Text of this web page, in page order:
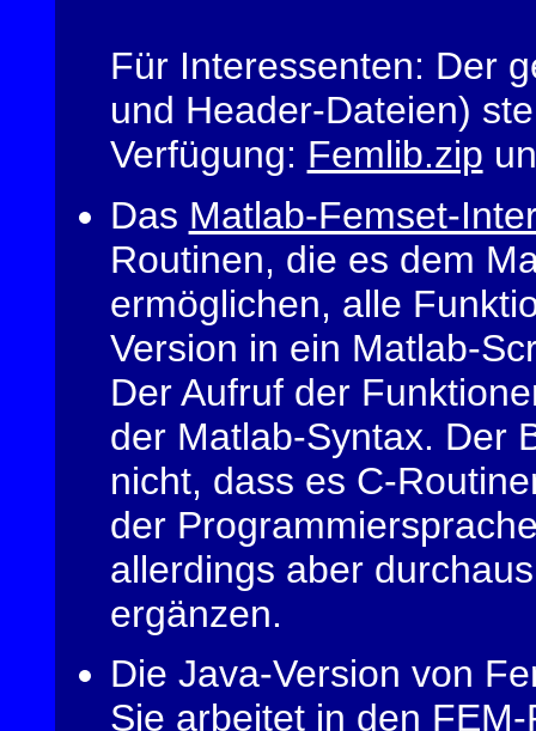
Für Interessenten: Der
und Header-Dateien)
Verfügung: Femlib.zip
Das Matlab-Femset-
Routinen, die es dem
ermöglichen, alle
Version in ein Matlab-
Der Aufruf der
der Matlab-Syntax. Der
nicht, dass es C-
der
allerdings aber
ergänzen.
Die Java-Version von
Sie arbeitet in den